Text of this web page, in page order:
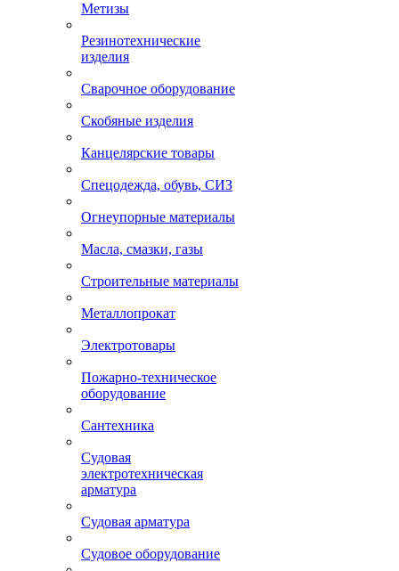
Метизы
Резинотехнические
изделия
Сварочное оборудование
Скобяные изделия
Канцелярские товары
Спецодежда, обувь, СИЗ
Огнеупорные материалы
Масла, смазки, газы
Строительные материалы
Металлопрокат
Электротовары
Пожарно-техническое
оборудование
Сантехника
Судовая
электротехническая
арматура
Судовая арматура
Судовое оборудование